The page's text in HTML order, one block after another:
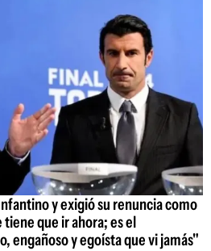
y exigió su renuncia como
tiene que ir ahora; es el
engañoso y egoísta que vi jamás"